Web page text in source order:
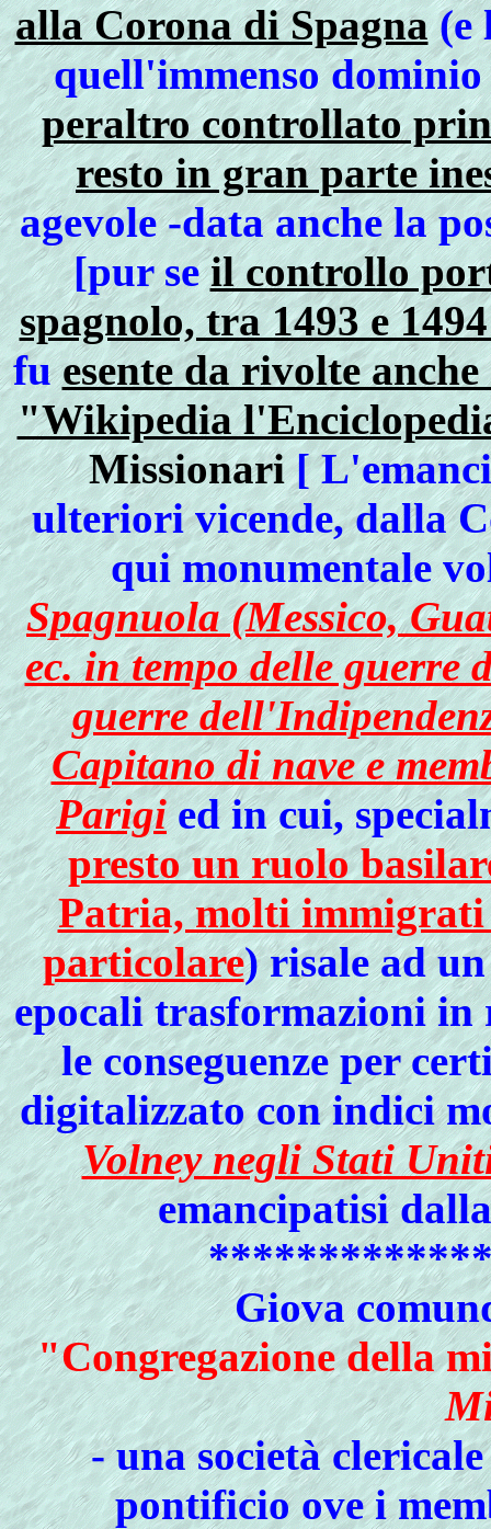
alla Corona di Spagna(e
quell'immenso
peraltro controllato
resto in gran parte
agevole -data anche la
[pur seil controllo
spagnolo, tra 1493 e
fuesente da rivolte
"Wikipedia
Missionari[
ulteriori vicende, dalla
qui monumentale
Spagnuola (Messico,
ec. in tempo delle guerre
guerre
Capitano di nave e
Parigied in cui,
presto un ruolo
Patria, molti
particolare) risale ad
epocali trasformazioni in
le conseguenze per
digitalizzato con indici
Volney negli Stati
emancipatisi
Giova
"Congregazione della
- una società
pontificio ove i